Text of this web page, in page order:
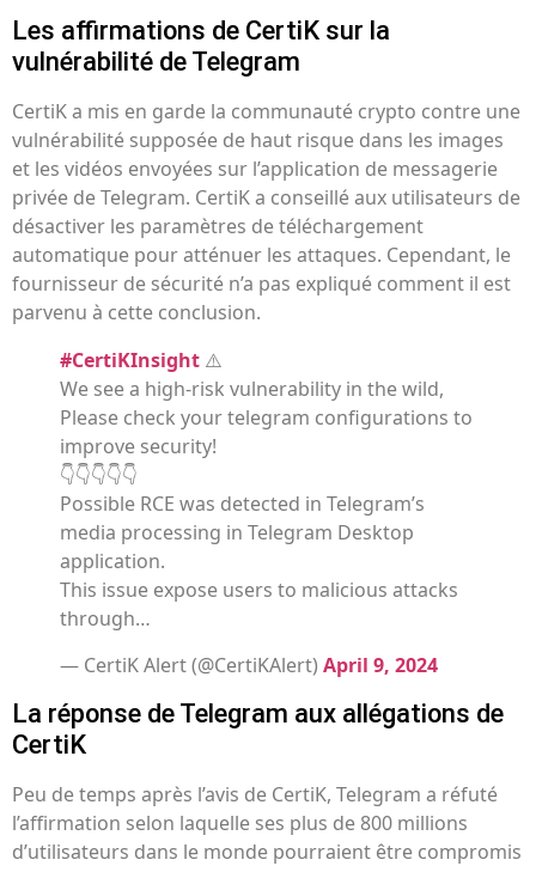
Les affirmations de CertiK sur la
vulnérabilité de Telegram
CertiK a mis en garde la communauté crypto contre une
vulnérabilité supposée de haut risque dans les images
et les vidéos envoyées sur l’application de messagerie
privée de Telegram. CertiK a conseillé aux utilisateurs de
désactiver les paramètres de téléchargement
automatique pour atténuer les attaques. Cependant, le
fournisseur de sécurité n’a pas expliqué comment il est
parvenu à cette conclusion.
#CertiKInsight ⚠️
We see a high-risk vulnerability in the wild,
Please check your telegram configurations to
improve security!
👇👇👇👇👇
Possible RCE was detected in Telegram’s
media processing in Telegram Desktop
application.
This issue expose users to malicious attacks
through…
— CertiK Alert (@CertiKAlert) April 9, 2024
La réponse de Telegram aux allégations de
CertiK
Peu de temps après l’avis de CertiK, Telegram a réfuté
l’affirmation selon laquelle ses plus de 800 millions
d’utilisateurs dans le monde pourraient être compromis